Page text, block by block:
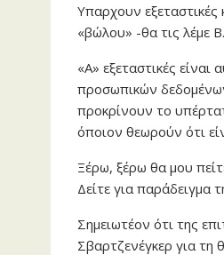
Υπαρχουν εξεταστικές
«βώλου» -θα τις λέμε Β.
«Α» εξεταστικές
προσωπικών
προκρίνουν το
όποιον θεωρούν ότι
Ξέρω, ξέρω θα μου
Δείτε για παράδειγμα
Σημειωτέον ότι της
Σβαρτζενέγκερ για τη